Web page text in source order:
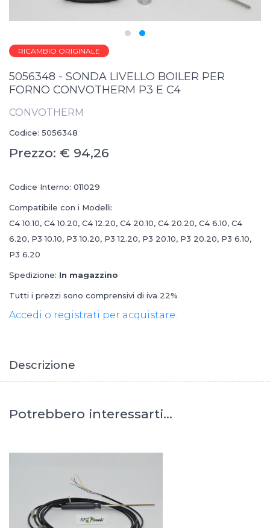
RICAMBIO ORIGINALE
5056348 - SONDA LIVELLO BOILER PER
FORNO CONVOTHERM P3 E C4
CONVOTHERM
Codice: 5056348
Prezzo: € 94,26
Codice Interno: 011029
Compatibile con i Modelli:
C4 10.10, C4 10.20, C4 12.20, C4 20.10, C4 20.20, C4 6.10, C4
6.20, P3 10.10, P3 10.20, P3 12.20, P3 20.10, P3 20.20, P3 6.10,
P3 6.20
Spedizione: In magazzino
Tutti i prezzi sono comprensivi di iva 22%
Accedi o registrati per acquistare.
Descrizione
Potrebbero interessarti...